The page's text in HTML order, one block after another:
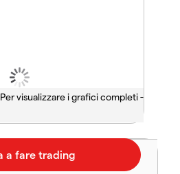
Per visualizzare i grafici completi -